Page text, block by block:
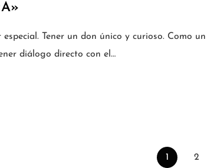
especial. Tener un don único y curioso. Como un
diálogo directo con el…
1 2